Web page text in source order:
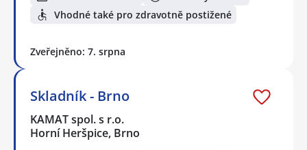
Vhodné také pro zdravotně postižené
Zveřejněno: 7. srpna
Skladník - Brno
KAMAT spol. s r.o.
Horní Heršpice, Brno